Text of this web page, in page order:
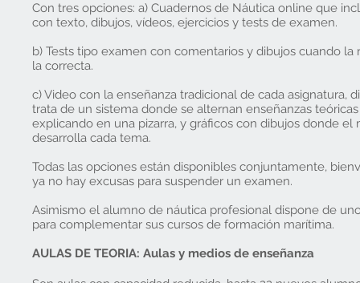
Con tres opciones: a) Cuadernos de Náutica online que
con texto, dibujos, vídeos, ejercicios y tests de examen.
b) Tests tipo examen con comentarios y dibujos cuando la
la correcta.
c) Video con la enseñanza tradicional de cada asignatura,
trata de un sistema donde se alternan enseñanzas
explicando en una pizarra, y gráficos con dibujos donde el
desarrolla cada tema.
Todas las opciones están disponibles conjuntamente,
ya no hay excusas para suspender un examen.
Asimismo el alumno de náutica profesional dispone de
para complementar sus cursos de formación marítima.
AULAS DE TEORIA: Aulas y medios de enseñanza